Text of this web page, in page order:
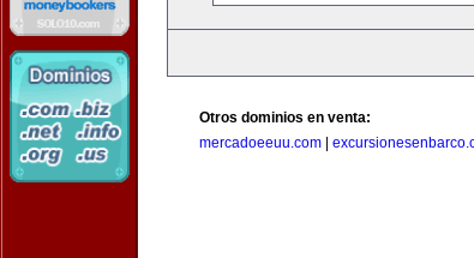
Otros dominios en venta:
mercadoeeuu.com